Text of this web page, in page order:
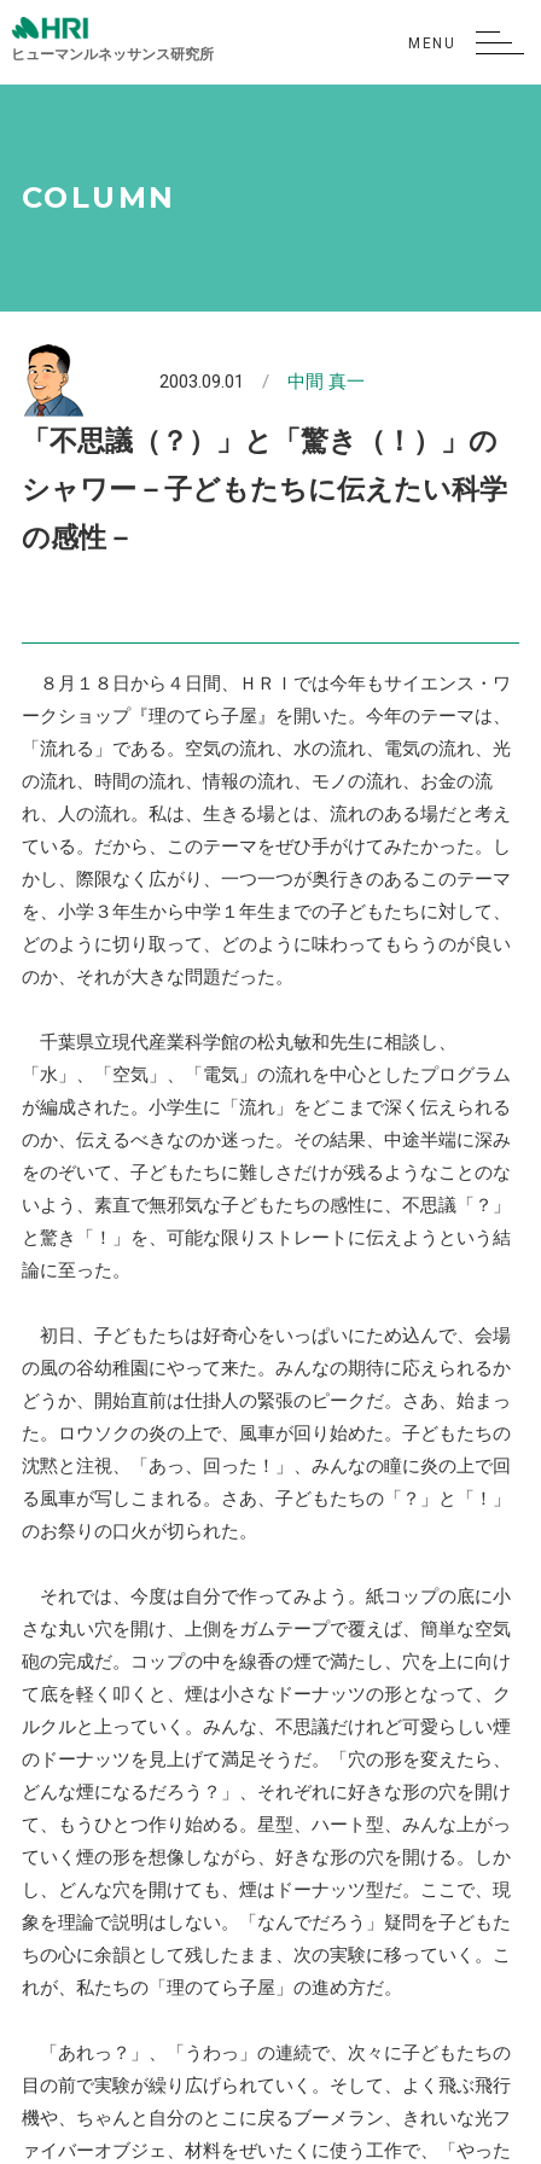
ヒューマンルネッサンス研究所
COLUMN
2003.09.01 中間 真一
「不思議（？）」と「驚き（！）」の
シャワー－子どもたちに伝えたい科学
の感性－
８月１８日から４日間、ＨＲＩでは今年もサイエンス・ワ
ークショップ『理のてら子屋』を開いた。今年のテーマは、
「流れる」である。空気の流れ、水の流れ、電気の流れ、光
の流れ、時間の流れ、情報の流れ、モノの流れ、お金の流
れ、人の流れ。私は、生きる場とは、流れのある場だと考え
ている。だから、このテーマをぜひ手がけてみたかった。し
かし、際限なく広がり、一つ一つが奥行きのあるこのテーマ
を、小学３年生から中学１年生までの子どもたちに対して、
どのように切り取って、どのように味わってもらうのが良い
のか、それが大きな問題だった。
千葉県立現代産業科学館の松丸敏和先生に相談し、
「水」、「空気」、「電気」の流れを中心としたプログラム
が編成された。小学生に「流れ」をどこまで深く伝えられる
のか、伝えるべきなのか迷った。その結果、中途半端に深み
をのぞいて、子どもたちに難しさだけが残るようなことのな
いよう、素直で無邪気な子どもたちの感性に、不思議「？」
と驚き「！」を、可能な限りストレートに伝えようという結
論に至った。
初日、子どもたちは好奇心をいっぱいにため込んで、会場
の風の谷幼稚園にやって来た。みんなの期待に応えられるか
どうか、開始直前は仕掛人の緊張のピークだ。さあ、始まっ
た。ロウソクの炎の上で、風車が回り始めた。子どもたちの
沈黙と注視、「あっ、回った！」、みんなの瞳に炎の上で回
る風車が写しこまれる。さあ、子どもたちの「？」と「！」
のお祭りの口火が切られた。
それでは、今度は自分で作ってみよう。紙コップの底に小
さな丸い穴を開け、上側をガムテープで覆えば、簡単な空気
砲の完成だ。コップの中を線香の煙で満たし、穴を上に向け
て底を軽く叩くと、煙は小さなドーナッツの形となって、ク
ルクルと上っていく。みんな、不思議だけれど可愛らしい煙
のドーナッツを見上げて満足そうだ。「穴の形を変えたら、
どんな煙になるだろう？」、それぞれに好きな形の穴を開け
て、もうひとつ作り始める。星型、ハート型、みんな上がっ
ていく煙の形を想像しながら、好きな形の穴を開ける。しか
し、どんな穴を開けても、煙はドーナッツ型だ。ここで、現
象を理論で説明はしない。「なんでだろう」疑問を子どもた
ちの心に余韻として残したまま、次の実験に移っていく。こ
れが、私たちの「理のてら子屋」の進め方だ。
「あれっ？」、「うわっ」の連続で、次々に子どもたちの
目の前で実験が繰り広げられていく。そして、よく飛ぶ飛行
機や、ちゃんと自分のとこに戻るブーメラン、きれいな光フ
ァイバーオブジェ、材料をぜいたくに使う工作で、「やった